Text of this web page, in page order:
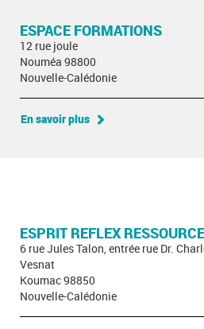
ESPACE FORMATIONS
12 rue joule
Nouméa 98800
Nouvelle-Calédonie
En savoir plus
ESPRIT REFLEX
6 rue Jules Talon, entrée rue Dr.
Vesnat
Koumac 98850
Nouvelle-Calédonie